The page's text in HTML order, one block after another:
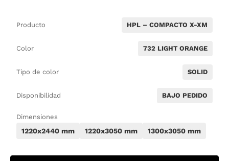
Producto HPL – COMPACTO X-XM
Color 732 LIGHT ORANGE
Tipo de color SOLID
Disponibilidad BAJO PEDIDO
Dimensiones
1220x2440 mm 1220x3050 mm 1300x3050 mm